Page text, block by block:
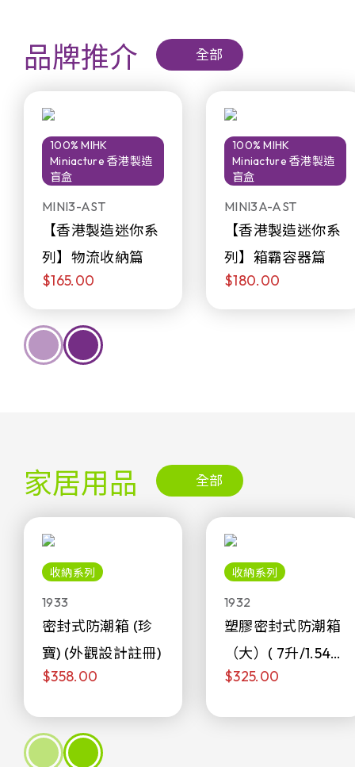
品牌推介 全部
100% MIHK
Miniacture 香港製造
盲盒
MINI3-AST
【香港製造迷你系
列】物流收納篇
$165.00
100% MIHK
Miniacture 香港製造
盲盒
MINI3A-AST
【香港製造迷你系
列】箱霸容器篇
$180.00
家居用品 全部
收納系列
1933
密封式防潮箱 (珍
寶) (外觀設計註冊)
$358.00
收納系列
1932
塑膠密封式防潮箱
（大）( 7升/1.54加
侖)
$325.00